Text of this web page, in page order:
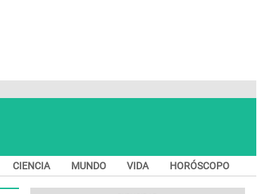
CIENCIA MUNDO VIDA HORÓSCOPO